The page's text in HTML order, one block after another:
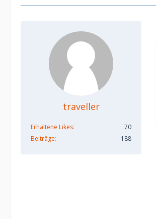
traveller
Erhaltene Likes
70
Beiträge
188